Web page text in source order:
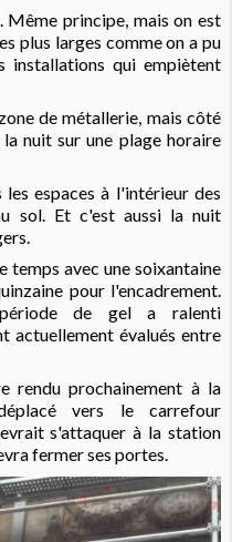
Même principe, mais on est
plus larges comme on a pu
installations qui empiètent
de métallerie, mais côté
nuit sur une plage horaire
espaces à l'intérieur des
sol. Et c'est aussi la nuit
temps avec une soixantaine
pour l'encadrement.
de gel a ralenti
actuellement évalués entre
rendu prochainement à la
vers le carrefour
s'attaquer à la station
fermer ses portes.